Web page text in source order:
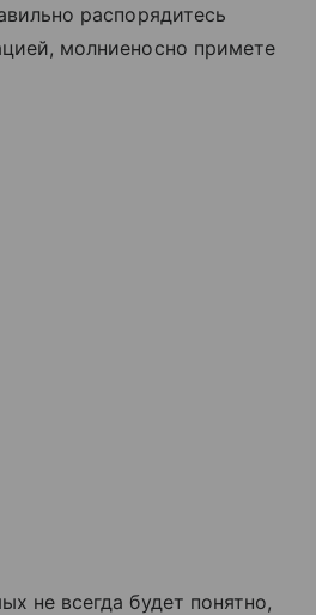
распорядитесь
молниеносно примете
не всегда будет понятно,